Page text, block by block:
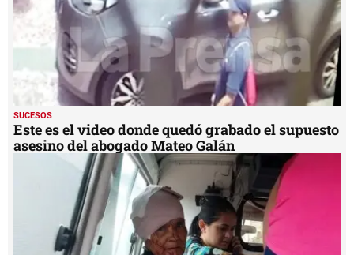
SUCESOS
Este es el video donde quedó grabado el supuesto
asesino del abogado Mateo Galán